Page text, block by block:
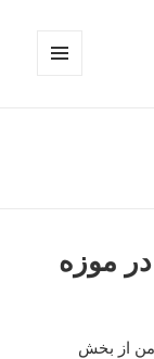
موزه
از بخش